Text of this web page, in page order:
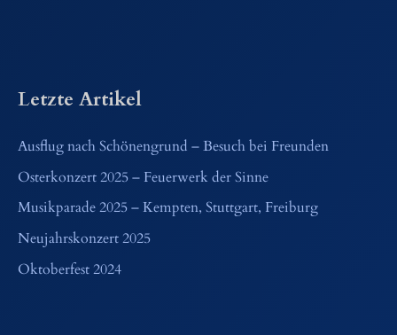
Letzte Artikel
Ausflug nach Schönengrund – Besuch bei Freunden
Osterkonzert 2025 – Feuerwerk der Sinne
Musikparade 2025 – Kempten, Stuttgart, Freiburg
Neujahrskonzert 2025
Oktoberfest 2024